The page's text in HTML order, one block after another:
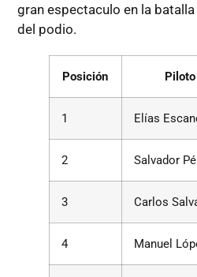
gran espectaculo en la
del podio.
Posición Piloto
1 Elías
2 Salvador
3 Carlos
4 Manuel